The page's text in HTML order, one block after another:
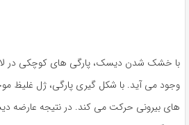
با خشک شدن دیسک، پارگی های کوچکی در
وجود می آید. با شکل گیری پارگی، ژل غلیظ
های بیرونی حرکت می کند. در نتیجه